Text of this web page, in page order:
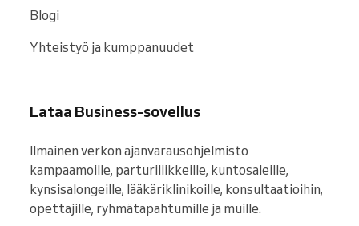
Blogi
Yhteistyö ja kumppanuudet
Lataa Business-sovellus
Ilmainen verkon ajanvarausohjelmisto
kampaamoille, parturiliikkeille, kuntosaleille,
kynsisalongeille, lääkäriklinikoille, konsultaatioihin,
opettajille, ryhmätapahtumille ja muille.